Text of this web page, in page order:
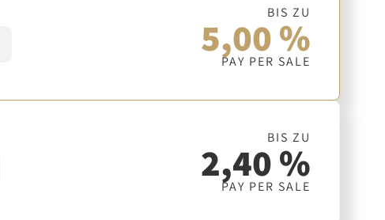
BIS ZU
5,00 %
PAY PER SALE
BIS ZU
2,40 %
PAY PER SALE